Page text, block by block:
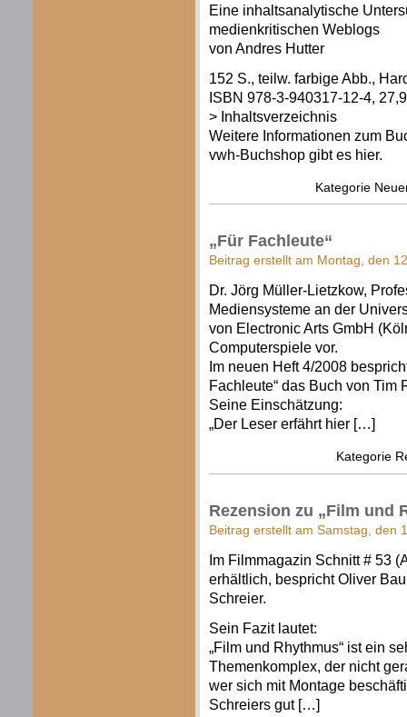
Eine inhaltsanalytische
medienkritischen Weblogs
von Andres Hutter
152 S., teilw. farbige Abb.,
ISBN 978-3-940317-12-4,
> Inhaltsverzeichnis
Weitere Informationen zum
vwh-Buchshop gibt es hier.
Kategorie
„Für Fachleute“
Beitrag erstellt am Montag, den
Dr. Jörg Müller-Lietzkow,
Mediensysteme an der
von Electronic Arts GmbH
Computerspiele vor.
Im neuen Heft 4/2008
Fachleute“ das Buch von Tim
Seine Einschätzung:
„Der Leser erfährt hier […]
Kategorie
Rezension zu „Film und
Beitrag erstellt am Samstag, den
Im Filmmagazin Schnitt # 53
erhältlich, bespricht Oliver
Schreier.
Sein Fazit lautet:
„Film und Rhythmus“ ist ein
Themenkomplex, der nicht
wer sich mit Montage
Schreiers gut […]